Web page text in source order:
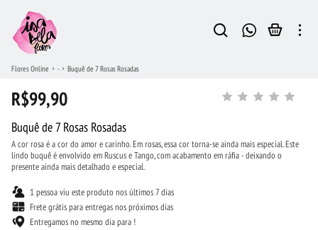
Flores Online - Buquê de 7 Rosas Rosadas
R$99,90
Buquê de 7 Rosas Rosadas
A cor rosa é a cor do amor e carinho. Em rosas, essa cor torna-se ainda mais especial. Este
lindo buquê é envolvido em Ruscus e Tango, com acabamento em ráfia - deixando o
presente ainda mais detalhado e especial.
1 pessoa viu este produto nos últimos 7 dias
Frete grátis para entregas nos próximos dias
Entregamos no mesmo dia para !